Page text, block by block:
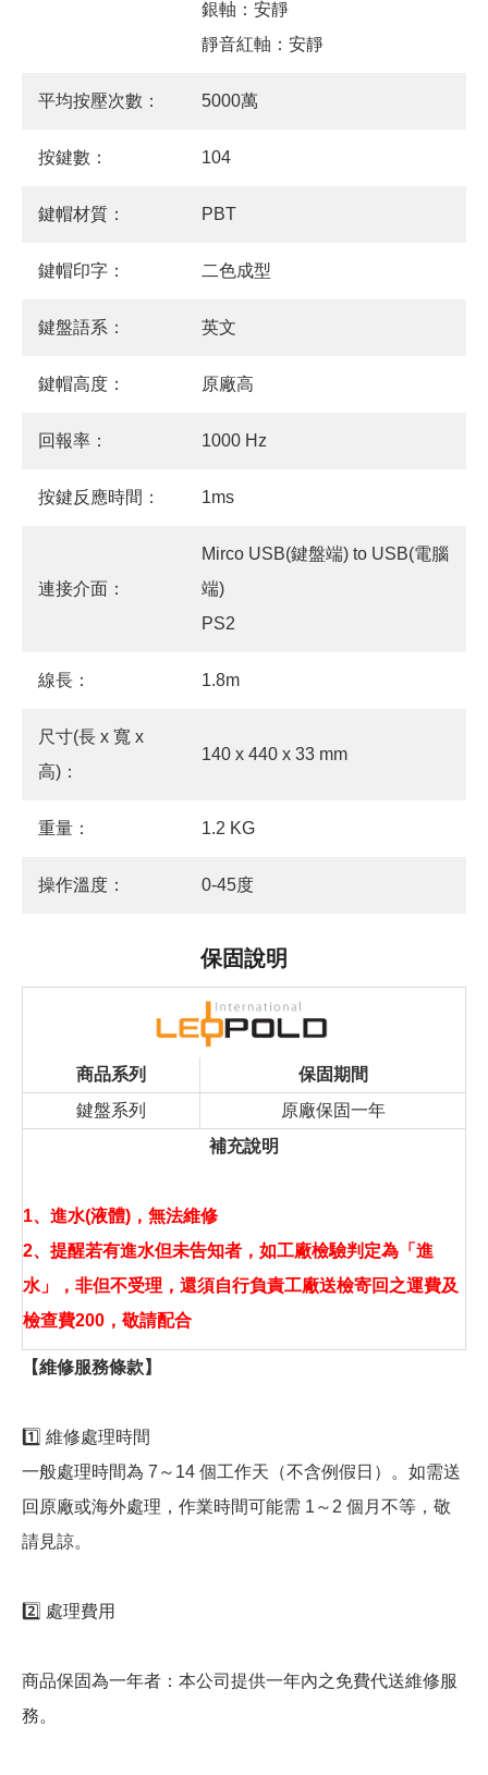
銀軸：安靜
靜音紅軸：安靜
平均按壓次數： 5000萬
按鍵數： 104
鍵帽材質： PBT
鍵帽印字： 二色成型
鍵盤語系： 英文
鍵帽高度： 原廠高
回報率： 1000 Hz
按鍵反應時間： 1ms
連接介面：
Mirco USB(鍵盤端) to USB(電腦
端)
PS2
線長： 1.8m
尺寸(長 x 寬 x
高)：
140 x 440 x 33 mm
重量： 1.2 KG
操作溫度： 0-45度
保固說明
商品系列
保固期間
鍵盤系列
原廠保固一年
補充說明
1、進水(液體)，無法維修
2、提醒若有進水但未告知者，如工廠檢驗判定為「進
水」，非但不受理，還須自行負責工廠送檢寄回之運費及
檢查費200，敬請配合
【維修服務條款】
1️⃣ 維修處理時間
一般處理時間為 7～14 個工作天（不含例假日）。如需送
回原廠或海外處理，作業時間可能需 1～2 個月不等，敬
請見諒。
2️⃣ 處理費用
商品保固為一年者：本公司提供一年內之免費代送維修服
務。